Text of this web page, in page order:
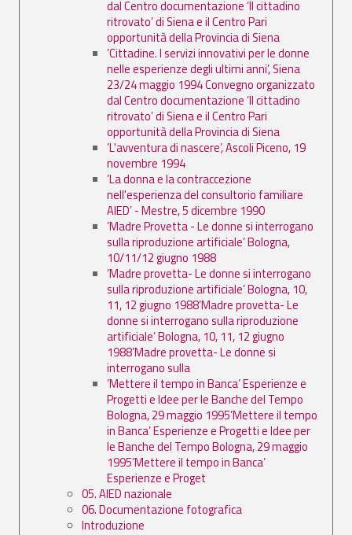
dal Centro documentazione ’Il cittadino
ritrovato’ di Siena e il Centro Pari
opportunità della Provincia di Siena
’Cittadine. I servizi innovativi per le donne
nelle esperienze degli ultimi anni’, Siena
23/24 maggio 1994 Convegno organizzato
dal Centro documentazione ’Il cittadino
ritrovato’ di Siena e il Centro Pari
opportunità della Provincia di Siena
’L'avventura di nascere’, Ascoli Piceno, 19
novembre 1994
’La donna e la contraccezione
nell'esperienza del consultorio familiare
AIED’ - Mestre, 5 dicembre 1990
’Madre Provetta - Le donne si interrogano
sulla riproduzione artificiale’ Bologna,
10/11/12 giugno 1988
’Madre provetta- Le donne si interrogano
sulla riproduzione artificiale’ Bologna, 10,
11, 12 giugno 1988’Madre provetta- Le
donne si interrogano sulla riproduzione
artificiale’ Bologna, 10, 11, 12 giugno
1988’Madre provetta- Le donne si
interrogano sulla
’Mettere il tempo in Banca’ Esperienze e
Progetti e Idee per le Banche del Tempo
Bologna, 29 maggio 1995’Mettere il tempo
in Banca’ Esperienze e Progetti e Idee per
le Banche del Tempo Bologna, 29 maggio
1995’Mettere il tempo in Banca’
Esperienze e Proget
05. AIED nazionale
06. Documentazione fotografica
Introduzione